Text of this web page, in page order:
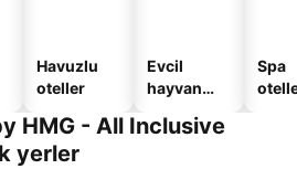
Havuzlu
oteller
Evcil
hayvan
oteller
Spa
HMG - All Inclusive
yerler